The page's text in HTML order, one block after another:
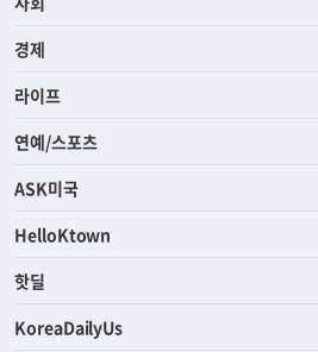
전체
사회
경제
라이프
연예/스포츠
ASK미국
HelloKtown
핫딜